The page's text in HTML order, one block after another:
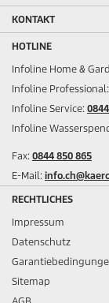
KONTAKT
HOTLINE
Infoline Home &
Infoline Professional:
Infoline Service:
Infoline
Fax: 0844 850 865
E-Mail:
RECHTLICHES
Impressum
Datenschutz
Sitemap